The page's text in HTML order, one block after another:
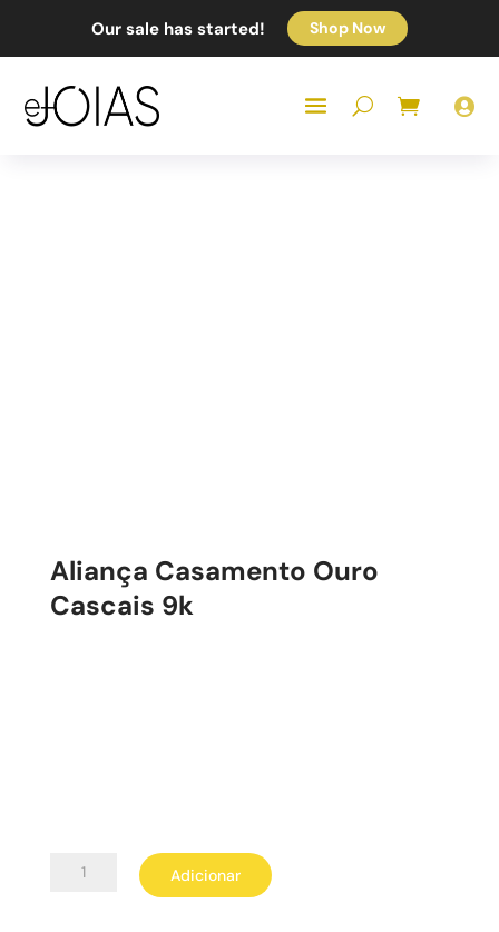
Our sale has started! Shop Now

Aliança Casamento Ouro
Cascais 9k
Quantidade
Adicionar